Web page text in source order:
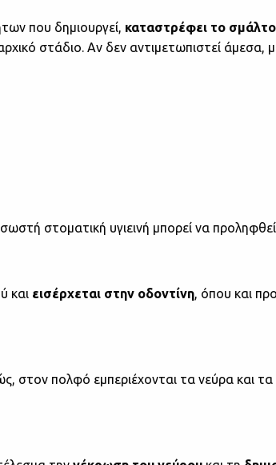
που δημιουργεί, καταστρέφει το
στάδιο. Αν δεν αντιμετωπιστεί άμεσα,
στοματική υγιεινή μπορεί να
και εισέρχεται στην οδοντίνη, όπου και
στον πολφό εμπεριέχονται τα νεύρα και τα